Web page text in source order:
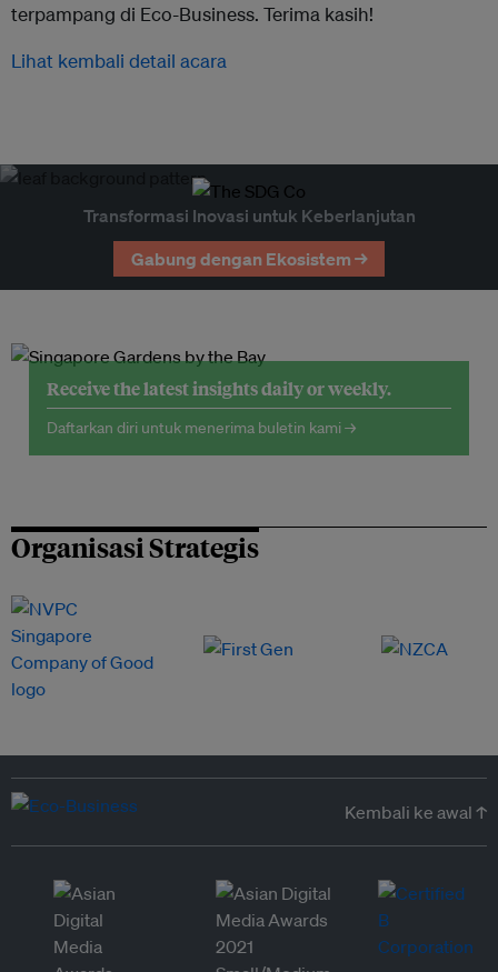
terpampang di Eco-Business. Terima kasih!
Lihat kembali detail acara
Transformasi Inovasi untuk Keberlanjutan
Gabung dengan Ekosistem →
Receive the latest insights daily or weekly.
Daftarkan diri untuk menerima buletin kami →
Organisasi Strategis
Kembali ke awal ↑